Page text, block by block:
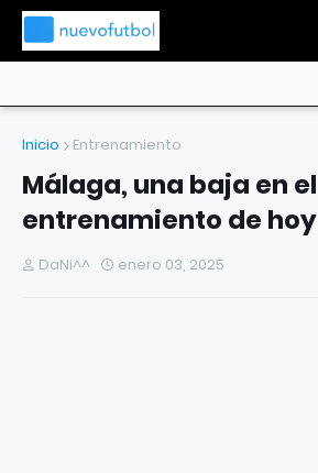
Inicio Entrenamiento
Málaga, una baja en el
entrenamiento de hoy
DaNi^^ enero 03, 2025